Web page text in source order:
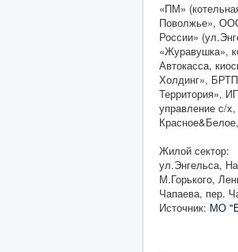
«ПМ»
Поволжье»,
России»
«Журавушка»,
Автокасса,
Холдинг»,
Территория»,
управление с/
Жилой сектор:
ул.Энгельса,
М.Горького,
Чапаева, пер.
Источник: МО